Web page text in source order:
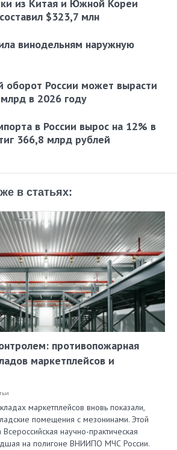
из Китая и Южной Кореи
$323,7 млн
винодельням наружную
оборот России может вырасти
в 2026 году
в России вырос на 12% в
366,8 млрд рублей
в статьях:
противопожарная
маркетплейсов и
маркетплейсов вновь показали,
помещения с мезонинами. Этой
научно-практическая
на полигоне ВНИИПО МЧС России.